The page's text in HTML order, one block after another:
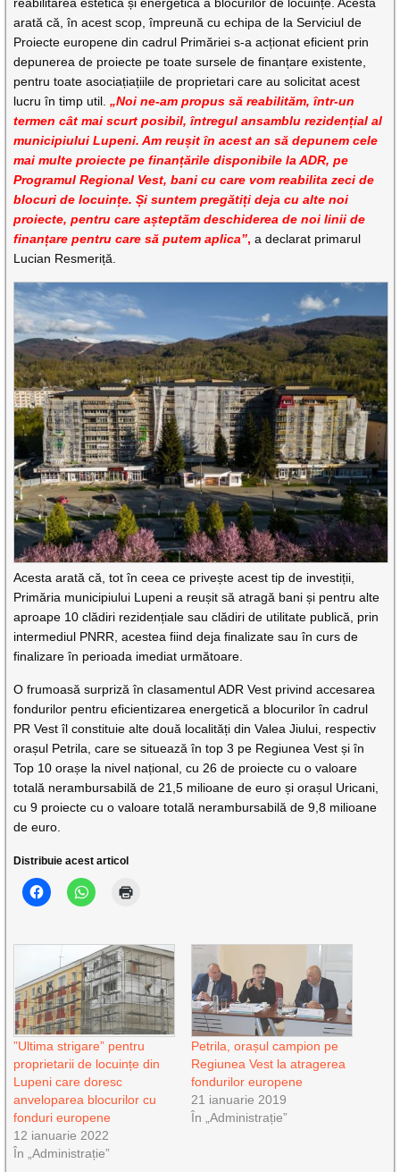
reabilitarea estetică și energetică a blocurilor de locuințe. Acesta
arată că, în acest scop, împreună cu echipa de la Serviciul de
Proiecte europene din cadrul Primăriei s-a acționat eficient prin
depunerea de proiecte pe toate sursele de finanțare existente,
pentru toate asociațiațiile de proprietari care au solicitat acest
lucru în timp util. „Noi ne-am propus să reabilităm, într-un
termen cât mai scurt posibil, întregul ansamblu rezidențial al
municipiului Lupeni. Am reușit în acest an să depunem cele
mai multe proiecte pe finanțările disponibile la ADR, pe
Programul Regional Vest, bani cu care vom reabilita zeci de
blocuri de locuințe. Și suntem pregătiți deja cu alte noi
proiecte, pentru care așteptăm deschiderea de noi linii de
finanțare pentru care să putem aplica”, a declarat primarul
Lucian Resmeriță.
Acesta arată că, tot în ceea ce privește acest tip de investiții,
Primăria municipiului Lupeni a reușit să atragă bani și pentru alte
aproape 10 clădiri rezidențiale sau clădiri de utilitate publică, prin
intermediul PNRR, acestea fiind deja finalizate sau în curs de
finalizare în perioada imediat următoare.
O frumoasă surpriză în clasamentul ADR Vest privind accesarea
fondurilor pentru eficientizarea energetică a blocurilor în cadrul
PR Vest îl constituie alte două localități din Valea Jiului, respectiv
orașul Petrila, care se situează în top 3 pe Regiunea Vest și în
Top 10 orașe la nivel național, cu 26 de proiecte cu o valoare
totală nerambursabilă de 21,5 milioane de euro și orașul Uricani,
cu 9 proiecte cu o valoare totală nerambursabilă de 9,8 milioane
de euro.
Distribuie acest articol
”Ultima strigare” pentru
proprietarii de locuințe din
Lupeni care doresc
anveloparea blocurilor cu
fonduri europene
12 ianuarie 2022
În „Administrație”
Petrila, orașul campion pe
Regiunea Vest la atragerea
fondurilor europene
21 ianuarie 2019
În „Administrație”